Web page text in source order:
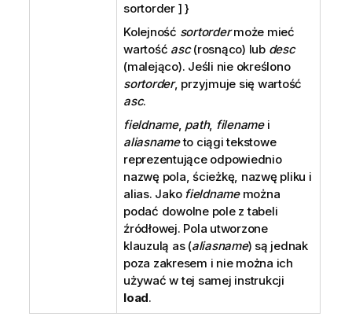
sortorder ] }
Kolejność sortordermoże mieć
wartość asc(rosnąco) lub desc
(malejąco). Jeśli nie określono
sortorder, przyjmuje się wartość
asc.
fieldname, path, filenamei
aliasnameto ciągi tekstowe
reprezentujące odpowiednio
nazwę pola, ścieżkę, nazwę pliku i
alias. Jako fieldnamemożna
podać dowolne pole z tabeli
źródłowej. Pola utworzone
klauzulą as (aliasname) są jednak
poza zakresem i nie można ich
używać w tej samej instrukcji
load.